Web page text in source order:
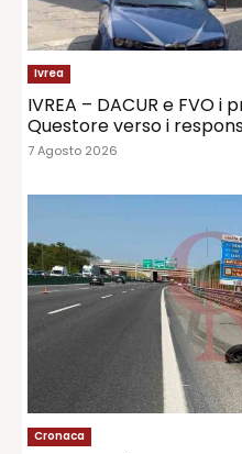
Ivrea
IVREA – DACUR e FVO
Questore verso i
7 Agosto 2026
Cronaca